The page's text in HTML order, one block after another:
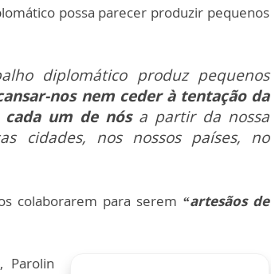
possa parecer produzir pequenos
diplomático produz pequenos
nos nem ceder à tentação da
um de nós a partir da nossa
cidades, nos nossos países, no
colaborarem para serem “artesãos de
, Parolin